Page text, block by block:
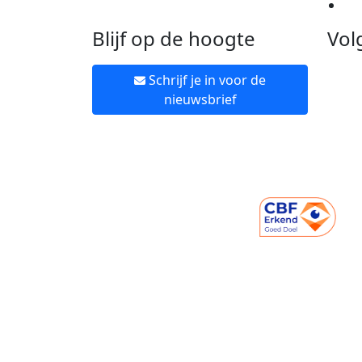
Blijf op de hoogte
Schrijf je in voor de
nieuwsbrief